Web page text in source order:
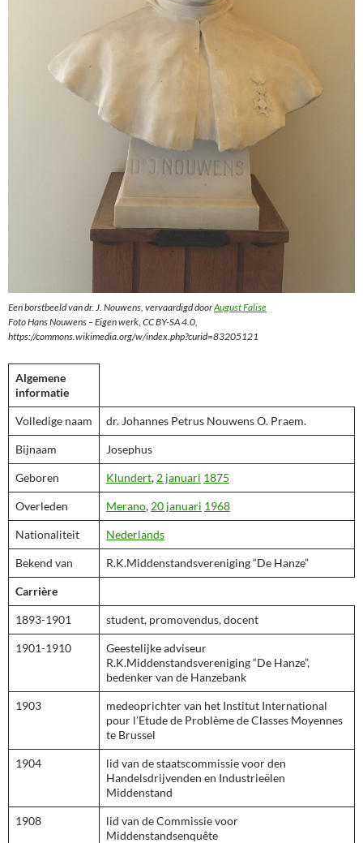
Een borstbeeld van dr. J. Nouwens, vervaardigd doorAugust Falise
Foto Hans Nouwens – Eigen werk, CC BY-SA 4.0,
https://commons.wikimedia.org/w/index.php?curid=83205121
Algemene
informatie
Volledige naam dr. Johannes Petrus Nouwens O. Praem.
Bijnaam Josephus
Geboren Klundert, 2 januari 1875
Overleden Merano, 20 januari 1968
Nationaliteit Nederlands
Bekend van R.K.Middenstandsvereniging “De Hanze”
Carrière
1893-1901 student, promovendus, docent
1901-1910
Geestelijke adviseur
R.K.Middenstandsvereniging “De Hanze”,
bedenker van de Hanzebank
1903
medeoprichter van het Institut International
pour l’Etude de Problème de Classes Moyennes
te Brussel
1904
lid van de staatscommissie voor den
Handelsdrijvenden en Industrieëlen
Middenstand
1908
lid van de Commissie voor
Middenstandsenquête